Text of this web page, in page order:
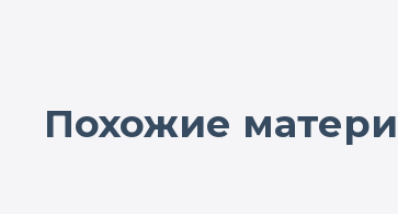
Похожие